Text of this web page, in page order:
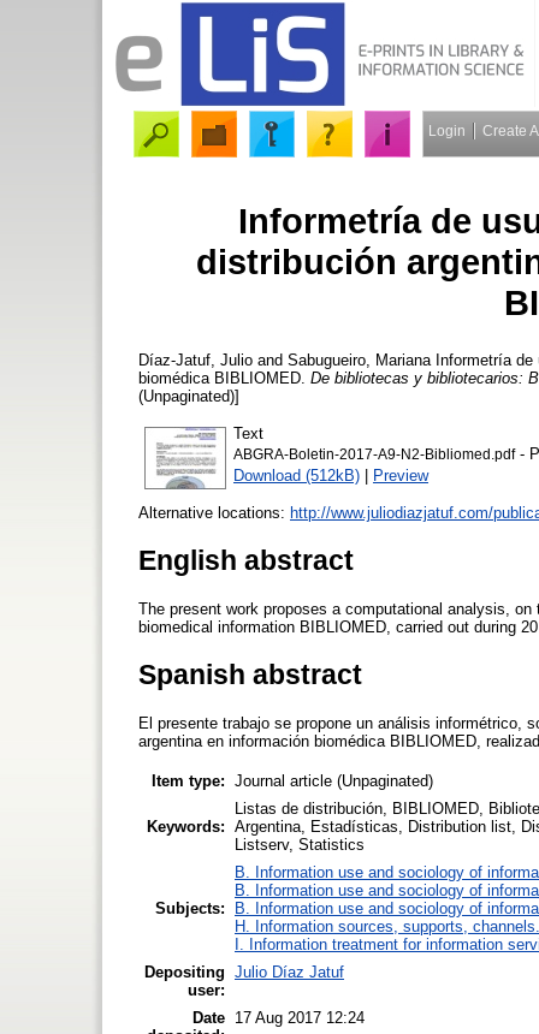
Login Create
Informetría de
distribución
Díaz-Jatuf, Julio and Sabugueiro, Mariana Informetría
biomédica BIBLIOMED. De bibliotecas y bibliotecarios:
(Unpaginated)]
Text
ABGRA-Boletin-2017-A9-N2-Bibliomed.pdf-
Download (512kB) | Preview
Alternative locations: http://www.juliodiazjatuf.com/
English abstract
The present work proposes a computational analysis,
biomedical information BIBLIOMED, ​​carried out during
Spanish abstract
El presente trabajo se propone un análisis informétrico,
argentina en información biomédica BIBLIOMED,
Item type: Journal article (Unpaginated)
Keywords:
Listas de distribución, BIBLIOMED,
Argentina, Estadísticas, Distribution list,
Listserv, Statistics
Subjects:
B. Information use and sociology of
B. Information use and sociology of
B. Information use and sociology of
H. Information sources, supports, channels.
I. Information treatment for information
Depositing
user:
Julio Díaz Jatuf
Date 17 Aug 2017 12:24